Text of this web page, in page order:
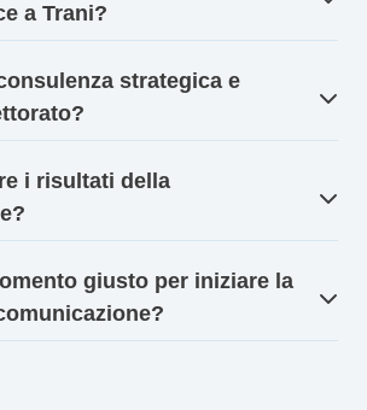
a Trani?
strategica e
i risultati della
giusto per iniziare la